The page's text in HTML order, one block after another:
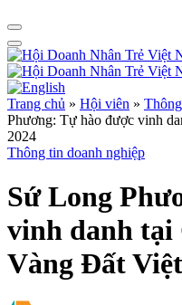
Trang chủ » Hội viên »
Phương: Tự hào được vinh
2024
Thông tin doanh nghiệp
Sứ Long
vinh danh tại
Vàng Đất